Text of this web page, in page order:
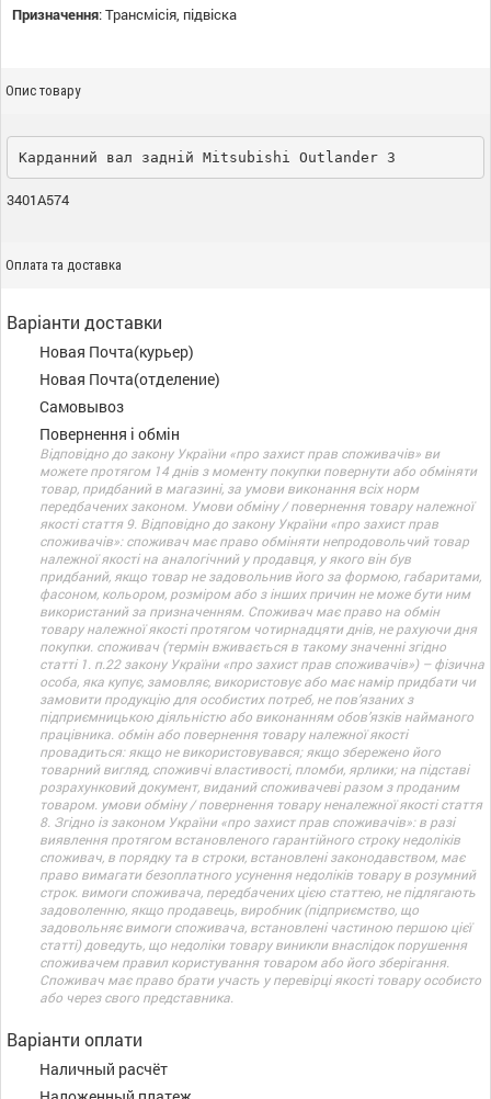
Призначення:Трансмісія, підвіска
Опис товару
Карданний вал задній Mitsubishi Outlander 3
3401A574
Оплата та доставка
Варіанти доставки
Новая Почта(курьер)
Новая Почта(отделение)
Самовывоз
Повернення і обмін
Відповідно до закону України «про захист прав споживачів» ви
можете протягом 14 днів з моменту покупки повернути або обміняти
товар, придбаний в магазині, за умови виконання всіх норм
передбачених законом. Умови обміну / повернення товару належної
якості стаття 9. Відповідно до закону України «про захист прав
споживачів»: споживач має право обміняти непродовольчий товар
належної якості на аналогічний у продавця, у якого він був
придбаний, якщо товар не задовольнив його за формою, габаритами,
фасоном, кольором, розміром або з інших причин не може бути ним
використаний за призначенням. Споживач має право на обмін
товару належної якості протягом чотирнадцяти днів, не рахуючи дня
покупки. споживач (термін вживається в такому значенні згідно
статті 1. п.22 закону України «про захист прав споживачів») – фізична
особа, яка купує, замовляє, використовує або має намір придбати чи
замовити продукцію для особистих потреб, не пов’язаних з
підприємницькою діяльністю або виконанням обов’язків найманого
працівника. обмін або повернення товару належної якості
провадиться: якщо не використовувався; якщо збережено його
товарний вигляд, споживчі властивості, пломби, ярлики; на підставі
розрахунковий документ, виданий споживачеві разом з проданим
товаром. умови обміну / повернення товару неналежної якості стаття
8. Згідно із законом України «про захист прав споживачів»: в разі
виявлення протягом встановленого гарантійного строку недоліків
споживач, в порядку та в строки, встановлені законодавством, має
право вимагати безоплатного усунення недоліків товару в розумний
строк. вимоги споживача, передбачених цією статтею, не підлягають
задоволенню, якщо продавець, виробник (підприємство, що
задовольняє вимоги споживача, встановлені частиною першою цієї
статті) доведуть, що недоліки товару виникли внаслідок порушення
споживачем правил користування товаром або його зберігання.
Споживач має право брати участь у перевірці якості товару особисто
або через свого представника.
Варіанти оплати
Наличный расчёт